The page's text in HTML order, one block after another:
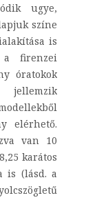
ugye,
színe
is
a firenzei
óratokok
elérhető.
van 10
karátos
is (lásd. a